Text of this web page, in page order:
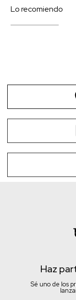
Lo recomiendo
Haz
Sé uno de los